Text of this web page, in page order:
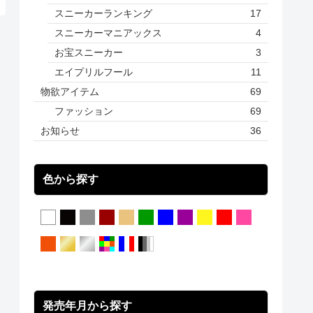
スニーカーランキング
17
スニーカーマニアックス
4
お宝スニーカー
3
エイプリルフール
11
物欲アイテム
69
ファッション
69
お知らせ
36
色から探す
発売年月から探す